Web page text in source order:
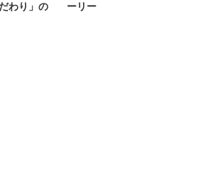
わり」の
ーリー